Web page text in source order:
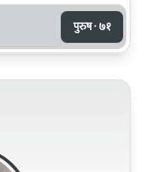
पुरुष · ७१